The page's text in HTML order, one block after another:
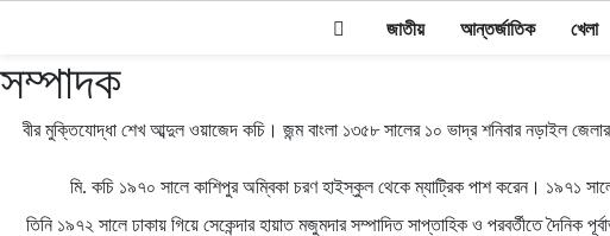
জাতীয় আন্তর্জাতিক খেলা
সম্পাদক
বীর মুক্তিযোদ্ধা শেখ আব্দুল ওয়াজেদ কচি। জন্ম বাংলা ১৩৫৮ সালের ১০ ভাদ্র শনিবার নড়াইল
মি. কচি ১৯৭০ সালে কাশিপুর অম্বিকা চরণ হাইস্কুল থেকে ম্যাট্রিক পাশ করেন। ১৯৭১
তিনি ১৯৭২ সালে ঢাকায় গিয়ে সেকেন্দার হায়াত মজুমদার সম্পাদিত সাপ্তাহিক ও পরবর্তীতে দৈনিক